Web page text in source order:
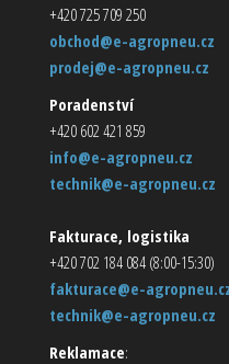
+420 725 709 250
obchod@e-agropneu.cz
prodej@e-agropneu.cz
Poradenství
+420 602 421 859
info@e-agropneu.cz
technik@e-agropneu.cz
Fakturace, logistika
+420 702 184 084 (8:00-15:30)
fakturace@e-
technik@e-agropneu.cz
Reklamace: